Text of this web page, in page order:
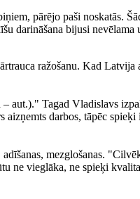
pārējo paši noskatās.
darināšana bijusi nevēlama
ražošanu. Kad
Tagad Vladislavs
darbos, tāpēc
mezglošanas.
ne vieglāka, ne spieķi